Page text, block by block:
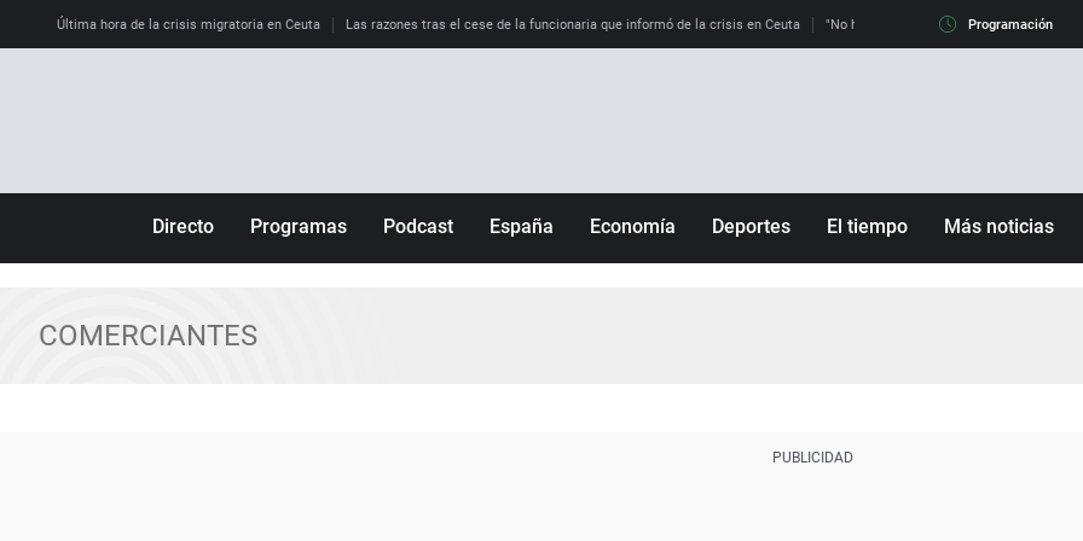
Última hora de la crisis migratoria en Ceuta Las razones tras el cese de la funcionaria que informó de la crisis en Ceuta "No hay mafias, que no nos engañen":
Programación
Directo Programas
Julia en la onda
Podcast España Economía Deportes El tiempo Más noticias
COMERCIANTES